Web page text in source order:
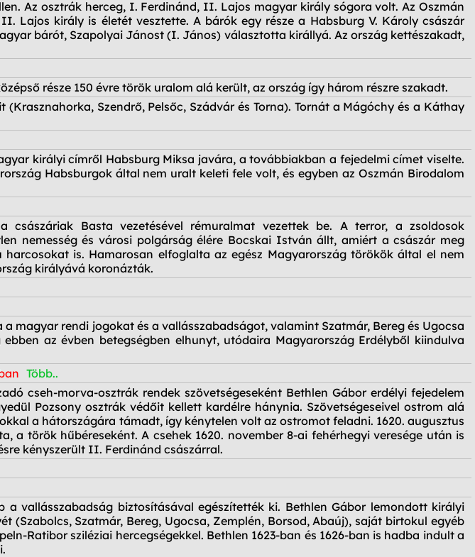
Az osztrák herceg, I. Ferdinánd, II. Lajos magyar király sógora volt. Az Oszmán
Lajos király is életét vesztette. A bárók egy része a Habsburg V. Károly császár
bárót, Szapolyai Jánost (I. János) választotta királlyá. Az ország kettészakadt,
része 150 évre török uralom alá került, az ország így három részre szakadt.
Szendrő, Pelsőc, Szádvár és Torna). Tornát a Mágóchy és a Káthay
királyi címről Habsburg Miksa javára, a továbbiakban a fejedelmi címet viselte.
Habsburgok által nem uralt keleti fele volt, és egyben az Oszmán Birodalom
császáriak Basta vezetésével rémuralmat vezettek be. A terror, a zsoldosok
nemesség és városi polgárság élére Bocskai István állt, amiért a császár meg
is. Hamarosan elfoglalta az egész Magyarország törökök által el nem
királyává koronázták.
magyar rendi jogokat és a vallásszabadságot, valamint Szatmár, Bereg és Ugocsa
az évben betegségben elhunyt, utódaira Magyarország Erdélyből kiindulva
Több..
cseh-morva-osztrák rendek szövetségeseként Bethlen Gábor erdélyi fejedelem
Pozsony osztrák védőit kellett kardélre hánynia. Szövetségeseivel ostrom alá
a hátországára támadt, így kénytelen volt az ostromot feladni. 1620. augusztus
a török hűbéreseként. A csehek 1620. november 8-ai fehérhegyi veresége után is
kényszerült II. Ferdinánd császárral.
vallásszabadság biztosításával egészítették ki. Bethlen Gábor lemondott királyi
(Szabolcs, Szatmár, Bereg, Ugocsa, Zemplén, Borsod, Abaúj), saját birtokul egyéb
Ratibor sziléziai hercegségekkel. Bethlen 1623-ban és 1626-ban is hadba indult a